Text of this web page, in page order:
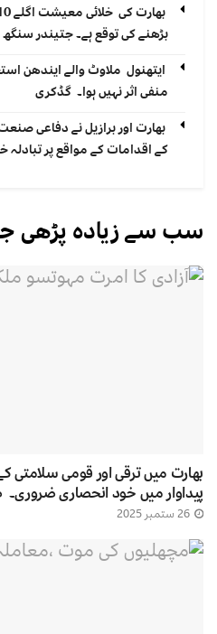
بڑھنے کی توقع ہے۔ جتیندر سنگھ
ایتھنول ملاوٹ والے ایندھن
منفی اثر نہیں ہوا۔ گڈکری
بھارت اور برازیل نے دفاعی
کے اقدامات کے مواقع پر تبادلہ
سب سے زیادہ پڑھی
بھارت میں ترقی اور قومی سلامتی
پیداوار میں خود انحصاری